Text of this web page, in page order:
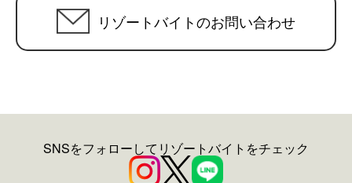
リゾートバイトのお問い合わせ
SNSをフォローしてリゾートバイトをチェック